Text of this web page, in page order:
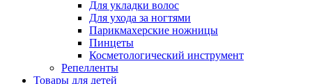
Для укладки волос
Для ухода за ногтями
Парикмахерские ножницы
Пинцеты
Косметологический инструмент
Репелленты
Товары для детей